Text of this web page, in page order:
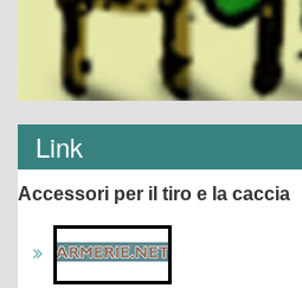
Link
Accessori per il tiro e la caccia